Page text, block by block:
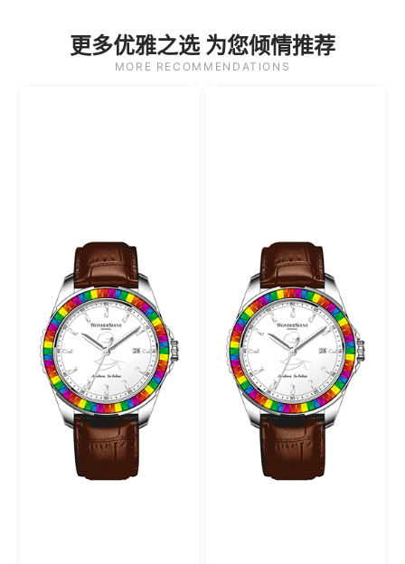
更多优雅之选 为您倾情推荐
MORE RECOMMENDATIONS